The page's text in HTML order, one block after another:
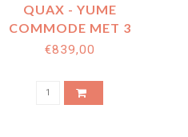
QUAX - YUME
COMMODE MET 3
LADES - NATURAL ASH
€839,00